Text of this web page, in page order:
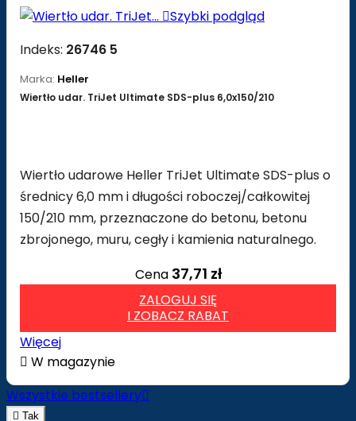
Szybki podgląd
Indeks: 26746 5
Marka: Heller
Wiertło udar. TriJet Ultimate SDS-plus 6,0x150/210
Wiertło udarowe Heller TriJet Ultimate SDS-plus o
średnicy 6,0 mm i długości roboczej/całkowitej
150/210 mm, przeznaczone do betonu, betonu
zbrojonego, muru, cegły i kamienia naturalnego.
Cena 37,71 zł
ZALOGUJ SIĘ
I ZOBACZ RABAT
Więcej
 W magazynie
Wszystkie bestsellery
 Tak